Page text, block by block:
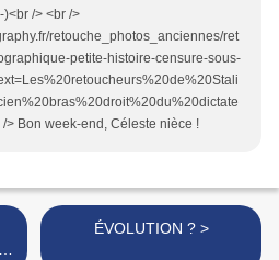
/> <br />
retouche_photos_anciennes/ret
petite-histoire-censure-sous-
/> Bon week-end, Céleste nièce !
ÉVOLUTION ? >